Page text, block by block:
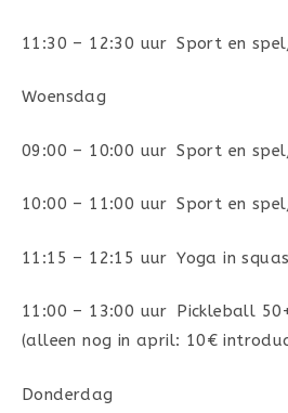
11:30 – 12:30 uur Sport en
Woensdag
09:00 – 10:00 uur Sport en
10:00 – 11:00 uur Sport en
11:15 – 12:15 uur Yoga in
11:00 – 13:00 uur Pickleball
(alleen nog in april: 10€
Donderdag